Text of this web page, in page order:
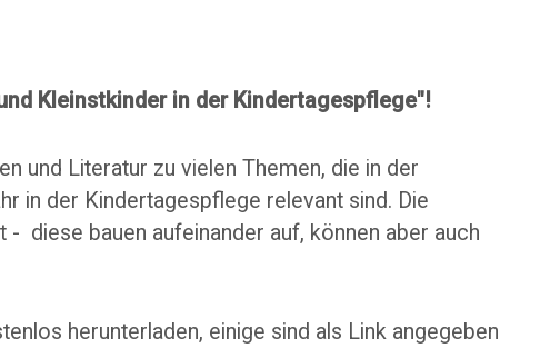
Kleinstkinder in der Kindertagespflege"!
und Literatur zu vielen Themen, die in der
in der Kindertagespflege relevant sind. Die
diese bauen aufeinander auf, können aber auch
herunterladen, einige sind als Link angegeben